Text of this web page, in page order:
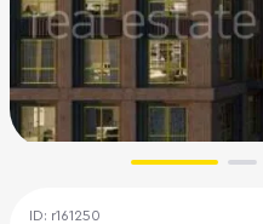
ID: r161250